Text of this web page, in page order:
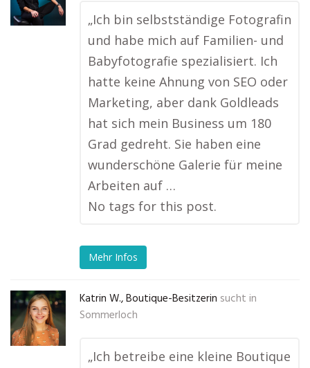
„Ich bin selbstständige Fotografin
und habe mich auf Familien- und
Babyfotografie spezialisiert. Ich
hatte keine Ahnung von SEO oder
Marketing, aber dank Goldleads
hat sich mein Business um 180
Grad gedreht. Sie haben eine
wunderschöne Galerie für meine
Arbeiten auf …
No tags for this post.
Mehr Infos
Katrin W., Boutique-Besitzerin sucht in
Sommerloch
„Ich betreibe eine kleine Boutique